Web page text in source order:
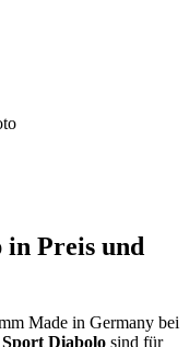
Preis und
Made in Germany bei
Sport Diabolo sind für